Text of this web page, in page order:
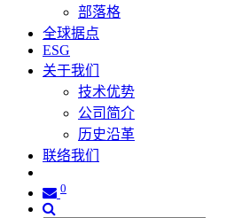
部落格
全球据点
ESG
关于我们
技术优势
公司简介
历史沿革
联络我们
0